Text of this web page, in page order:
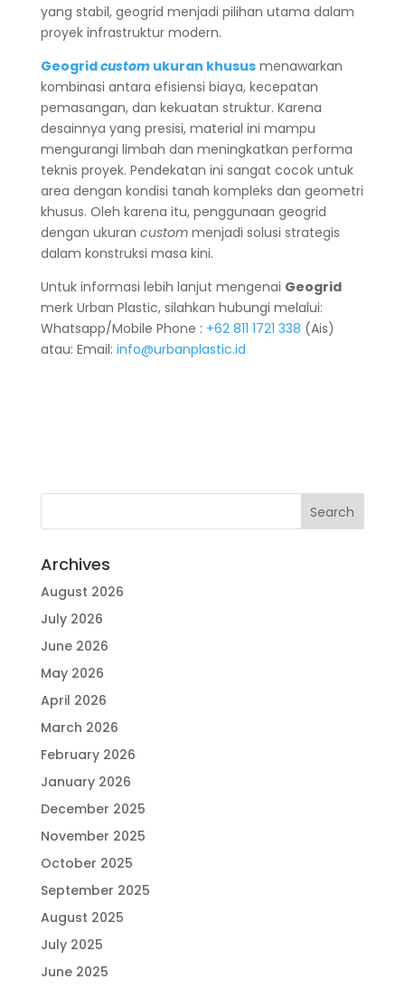
yang stabil, geogrid menjadi pilihan utama dalam
proyek infrastruktur modern.
Geogridcustomukuran khususmenawarkan
kombinasi antara efisiensi biaya, kecepatan
pemasangan, dan kekuatan struktur. Karena
desainnya yang presisi, material ini mampu
mengurangi limbah dan meningkatkan performa
teknis proyek. Pendekatan ini sangat cocok untuk
area dengan kondisi tanah kompleks dan geometri
khusus. Oleh karena itu, penggunaan geogrid
dengan ukuran custom menjadi solusi strategis
dalam konstruksi masa kini.
Untuk informasi lebih lanjut mengenai Geogrid
merk Urban Plastic, silahkan hubungi melalui:
Whatsapp/Mobile Phone : +62 811 1721 338 (Ais)
atau: Email: info@urbanplastic.id
Archives
August 2026
July 2026
June 2026
May 2026
April 2026
March 2026
February 2026
January 2026
December 2025
November 2025
October 2025
September 2025
August 2025
July 2025
June 2025